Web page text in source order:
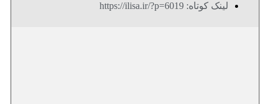
لینک کوتاه: https://ilisa.ir/?p=6019